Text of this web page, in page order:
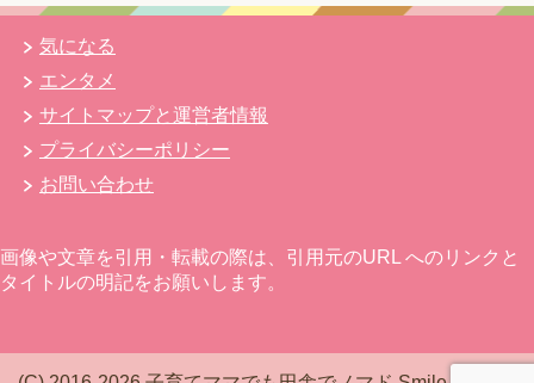
気になる
エンタメ
サイトマップと運営者情報
プライバシーポリシー
お問い合わせ
画像や文章を引用・転載の際は、引用元のURL へのリンクと
タイトルの明記をお願いします。